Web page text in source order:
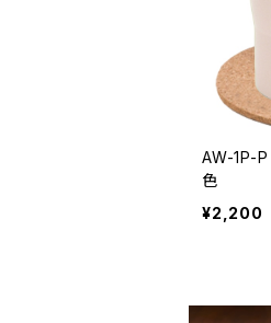
AW-1P-P あわいろ カップ 桜
色
¥2,200